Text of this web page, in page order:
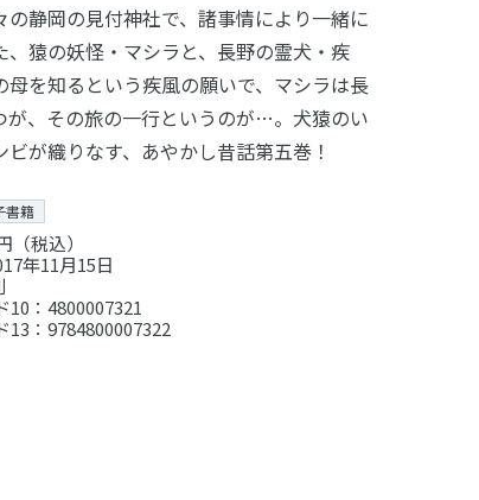
々の静岡の見付神社で、諸事情により一緒に
、猿の妖怪・マシラと、長野の霊犬・疾
母を知るという疾風の願いで、マシラは長
が、その旅の一行というのが…。犬猿のい
ビが織りなす、あやかし昔話第五巻！
書籍
税込）
年11月15日
：4800007321
：9784800007322